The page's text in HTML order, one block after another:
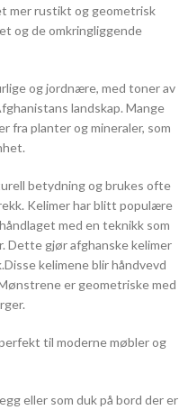
mer rustikt og geometrisk
og de omkringliggende
og jordnære, med toner av
landskap. Mange
fra planter og mineraler, som
betydning og brukes ofte
Kelimer har blitt populære
med en teknikk som
Dette gjør afghanske kelimer
kelimene blir håndvevd
er geometriske med
til moderne møbler og
eller som duk på bord der er